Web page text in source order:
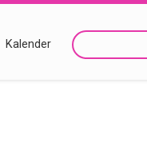
Kalender Zoeken